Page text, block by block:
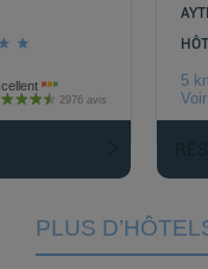
2976 avis
5
PLUS